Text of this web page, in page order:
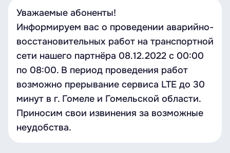
Уважаемые абоненты!
Информируем вас о проведении аварийно-
восстановительных работ на транспортной
сети нашего партнёра 08.12.2022 с 00:00
по 08:00. В период проведения работ
возможно прерывание сервиса LTE до 30
минут в г. Гомеле и Гомельской области.
Приносим свои извинения за возможные
неудобства.